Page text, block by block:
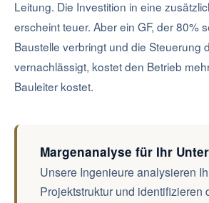
Leitung. Die Investition in eine
erscheint teuer. Aber ein GF, der 80%
Baustelle verbringt und die Steuerung
vernachlässigt, kostet den Betrieb
Bauleiter kostet.
Margenanalyse für Ihr
Unsere Ingenieure analysieren
Projektstruktur und identifizieren